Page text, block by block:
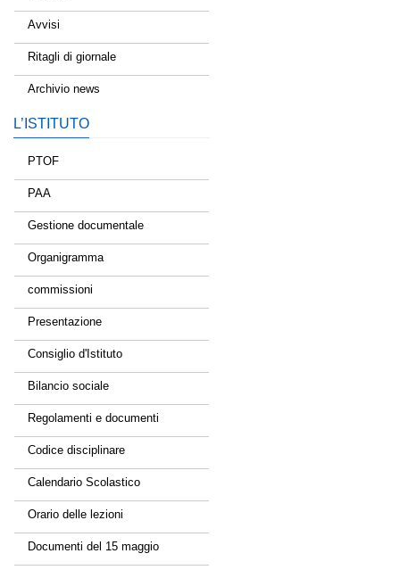
Avvisi
Ritagli di giornale
Archivio news
L’ISTITUTO
PTOF
PAA
Gestione documentale
Organigramma
commissioni
Presentazione
Consiglio d'Istituto
Bilancio sociale
Regolamenti e documenti
Codice disciplinare
Calendario Scolastico
Orario delle lezioni
Documenti del 15 maggio